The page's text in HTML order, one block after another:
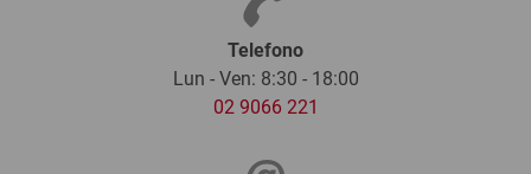
Telefono
Lun - Ven: 8:30 - 18:00
02 9066 221